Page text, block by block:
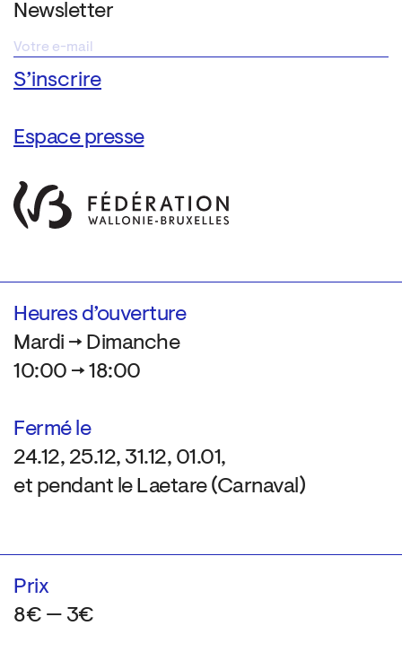
Newsletter
Espace presse
Heures d’ouverture
Mardi → Dimanche
10:00 → 18:00
Fermé le
24.12, 25.12, 31.12, 01.01,
et pendant le Laetare (Carnaval)
Prix
8€ — 3€